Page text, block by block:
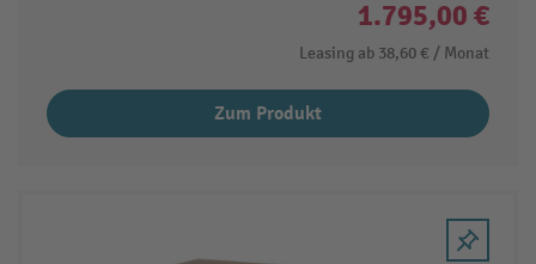
1.795,00 €
Leasing ab 38,60 € / Monat
Zum Produkt